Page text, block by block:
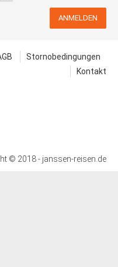
ANMELDEN
Stornobedingungen
Kontakt
© 2018 - janssen-reisen.de